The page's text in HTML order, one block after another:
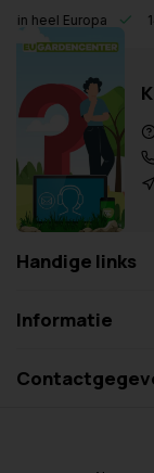
Europa 14
Handige links
Informatie